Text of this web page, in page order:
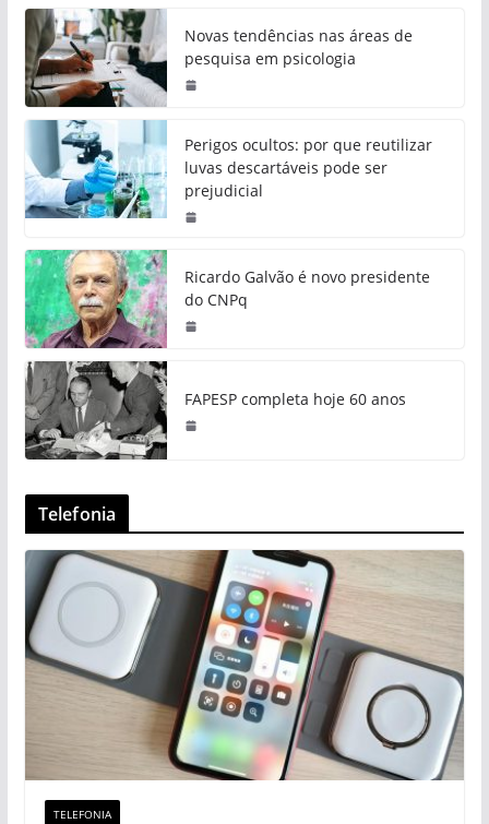
Novas tendências nas áreas de
pesquisa em psicologia
Perigos ocultos: por que reutilizar
luvas descartáveis pode ser
prejudicial
Ricardo Galvão é novo presidente
do CNPq
FAPESP completa hoje 60 anos
Telefonia
TELEFONIA